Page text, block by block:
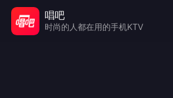
唱吧
时尚的人都在用的手机KTV